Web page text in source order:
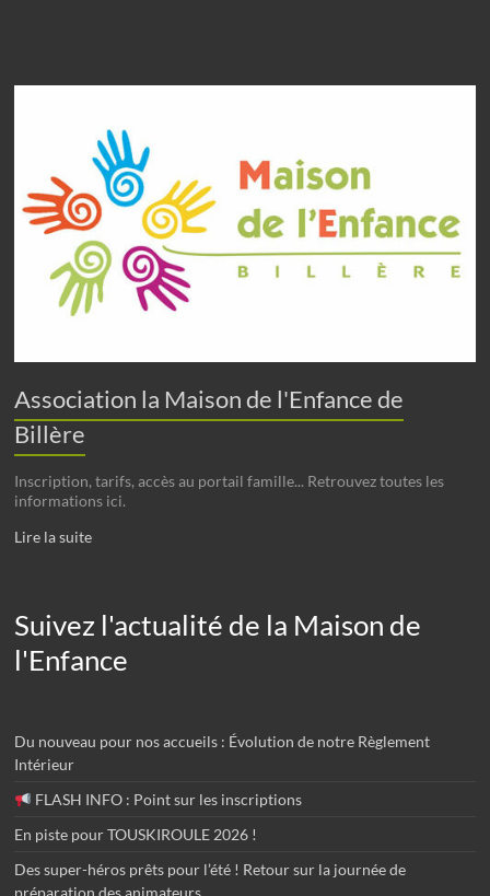
Association la Maison de l'Enfance de
Billère
Inscription, tarifs, accès au portail famille... Retrouvez toutes les
informations ici.
Lire la suite
Suivez l'actualité de la Maison de
l'Enfance
Du nouveau pour nos accueils : Évolution de notre Règlement
Intérieur
FLASH INFO : Point sur les inscriptions
En piste pour TOUSKIROULE 2026 !
Des super-héros prêts pour l’été ! Retour sur la journée de